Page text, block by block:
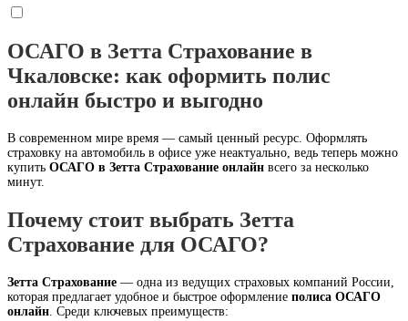
ОСАГО в Зетта Страхование в
Чкаловске: как оформить полис
онлайн быстро и выгодно
В современном мире время — самый ценный ресурс. Оформлять
страховку на автомобиль в офисе уже неактуально, ведь теперь можно
купить ОСАГО в Зетта Страхование онлайн всего за несколько
минут.
Почему стоит выбрать Зетта
Страхование для ОСАГО?
Зетта Страхование — одна из ведущих страховых компаний России,
которая предлагает удобное и быстрое оформление полиса ОСАГО
онлайн. Среди ключевых преимуществ: